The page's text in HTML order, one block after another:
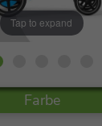
Tap to expand
Farbe